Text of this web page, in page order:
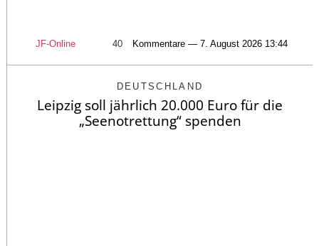
JF-Online 40 Kommentare — 7. August 2026 13:44
DEUTSCHLAND
Leipzig soll jährlich 20.000 Euro für die
„Seenotrettung“ spenden